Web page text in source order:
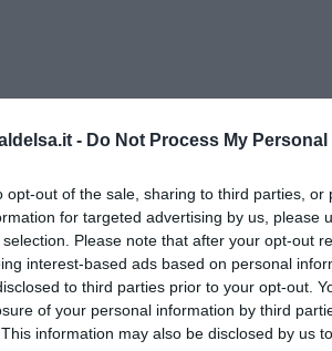
- Do Not Process My
opt-out of the sale, sharing to third parties,
for targeted advertising by us, please
Please note that after your opt-out
interest-based ads based on personal
to third parties prior to your opt-out.
of your personal information by third
information may also be disclosed by us
Maria Caruso